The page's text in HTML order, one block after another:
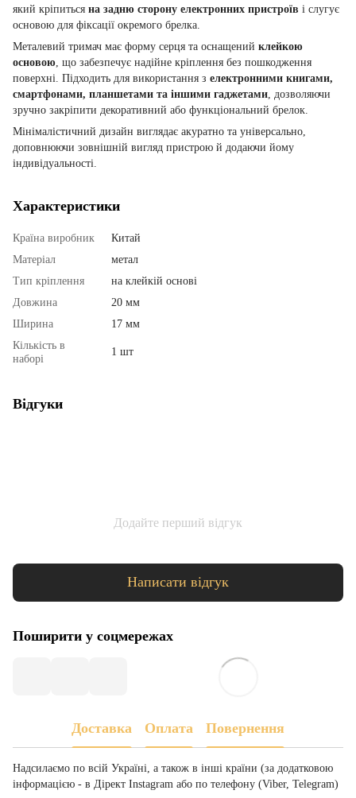
який кріпиться на задню сторону електронних пристроїв і слугує
основою для фіксації окремого брелка.
Металевий тримач має форму серця та оснащений клейкою
основою , що забезпечує надійне кріплення без пошкодження
поверхні. Підходить для використання з електронними книгами,
смартфонами, планшетами та іншими гаджетами , дозволяючи
зручно закріпити декоративний або функціональний брелок.
Мінімалістичний дизайн виглядає акуратно та універсально,
доповнюючи зовнішній вигляд пристрою й додаючи йому
індивідуальності.
Характеристики
Країна виробник
Китай
Матеріал
метал
Тип кріплення
на клейкій основі
Довжина
20 мм
Ширина
17 мм
Кількість в
наборі
1 шт
Відгуки
Додайте перший відгук
Написати відгук
Поширити у соцмережах
Доставка Оплата Повернення
Надсилаємо по всій Україні, а також в інші країни (за додатковою
інформацією - в Дірект Instagram або по телефону (Viber, Telegram)